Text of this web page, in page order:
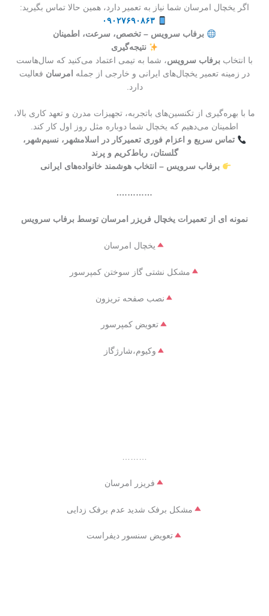
اگر یخچال امرسان شما نیاز به تعمیر دارد، همین حالا تماس بگیرید:
۰۹۰۲۷۶۹۰۸۶۳
برفاب سرویس – تخصص، سرعت، اطمینان
نتیجه‌گیری
با انتخاب برفاب سرویس، شما به تیمی اعتماد می‌کنید که سال‌هاست
در زمینه تعمیر یخچال‌های ایرانی و خارجی از جمله
امرسان فعالیت
دارد.
ما با بهره‌گیری از تکنسین‌های باتجربه، تجهیزات مدرن و تعهد کاری بالا،
اطمینان می‌دهیم که یخچال شما دوباره مثل روز اول کار کند.
تماس سریع و اعزام فوری تعمیرکار در اسلامشهر، نسیم‌شهر،
گلستان، رباط‌کریم و پرند
برفاب سرویس – انتخاب هوشمند خانواده‌های ایرانی
………….
نمونه ای از تعمیرات یخچال فریزر امرسان توسط برفاب سرویس
یخچال امرسان
مشکل نشتی گاز سوختن کمپرسور
نصب صفحه تریزون
تعویض کمپرسور
وکیوم،شارژگاز
فریزر امرسان
مشکل برفک شدید عدم برفک زدایی
تعویض سنسور دیفراست